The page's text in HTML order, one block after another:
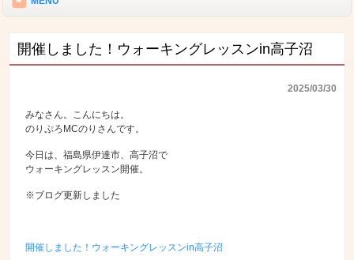
開催しました！ウォーキングレッスンin高子沼
2025/03/30
みなさん。こんにちは。
のりぷろMCのりさんです。
今日は、福島県伊達市、高子沼で
ウォーキングレッスン開催。
※ブログ更新しました
開催しました！ウォーキングレッスンin高子沼